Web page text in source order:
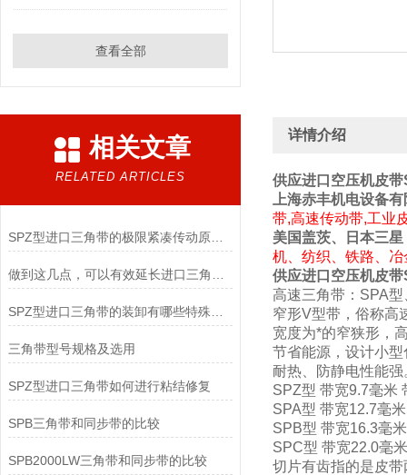
查看全部
相关文章
RELATED ARTICLES
SPZ型进口三角带的极限紧凑传动原理与高转速适配实践
三角带型号规格及选用
SPZ型进口三角带如何进行粘结修复
SPB三角带和同步带的比较
SPB2000LW三角带和同步带的比较
详情介绍
供应进口空压机皮
上海赤丰机电设备
带,高速传动带,工业
美国盖茨、日本三星
机、纺织、铁路、
供应进口空压机皮
高速三角带：SPA
窄形V型带，俗称高
宽度为*的窄狭形，
节省能源，设计小
耐热、防静电性能强
SPZ型 带宽9.7毫米
SPA型 带宽12.7毫
SPB型 带宽16.3毫
SPC型 带宽22.0毫
切片有齿指的是皮